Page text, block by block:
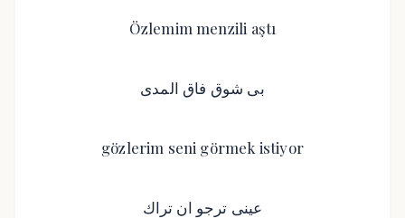
Özlemim menzili aştı
بى شوق فاق المدى
gözlerim seni görmek istiyor
عينى ترجو ان تراك